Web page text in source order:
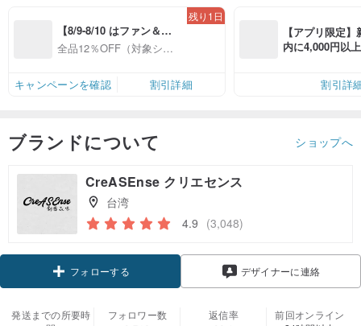
【8/9-8/10 はファン＆会
員感謝デー】対象ショッ
全品12％OFF（対象ショ
残り1日
キャンペーンを確認 割引詳細
【アプリ限定
内に4,000円以
割引詳
ブランドについて ショップへ
CreASEnse クリエセンス
台湾
4.9 (3,048)
フォローする
デザイナーに連絡
発送までの所要時
フォロワー数
返信率
前回オンライン